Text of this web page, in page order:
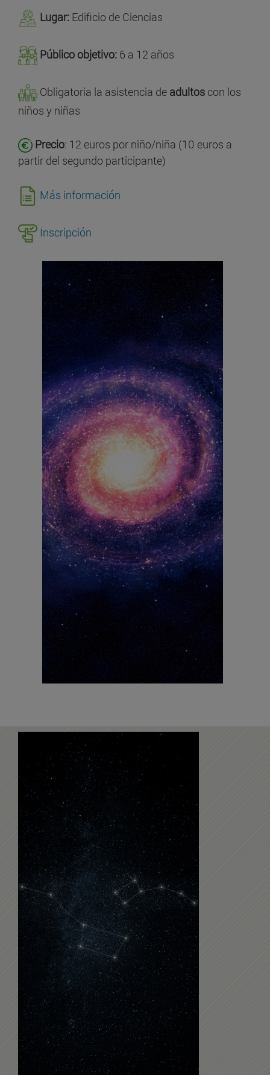
Lugar: Edificio de Ciencias
Público objetivo: 6 a 12 años
Obligatoria la asistencia de adultos con los
niños y niñas
Precio: 12 euros por niño/niña (10 euros a
partir del segundo participante)
Más información
Inscripción